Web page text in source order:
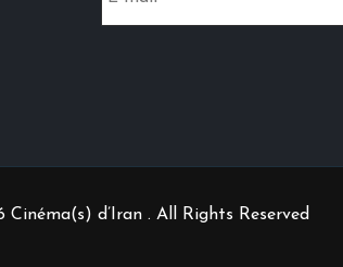
d’Iran . All Rights Reserved